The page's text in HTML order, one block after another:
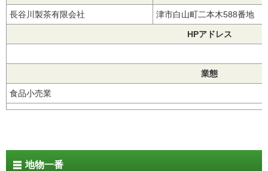
長谷川製茶有限会社 津市白山町二本木588番地
HPアドレス
業態
食品小売業
地物一番